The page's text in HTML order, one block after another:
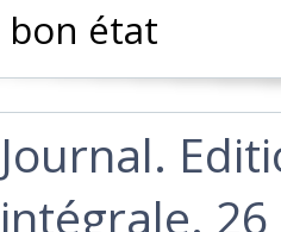
‎ bon état ‎
‎Journal.
intégrale.